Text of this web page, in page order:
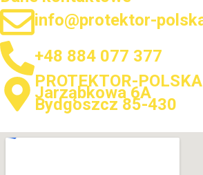
info@protektor-
+48 884 077 377
PROTEKTOR-
Jarząbkowa 6A
Bydgoszcz 85-430